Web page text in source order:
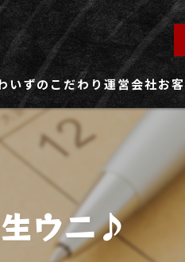
ージ
いずのこだわり運営会社お
ウニ♪